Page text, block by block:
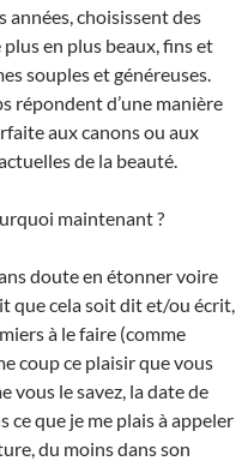
années, choisissent des
plus en plus beaux, fins et
souples et généreuses.
répondent d’une manière
aux canons ou aux
de la beauté.
maintenant ?
doute en étonner voire
que cela soit dit et/ou écrit,
à le faire (comme
coup ce plaisir que vous
vous le savez, la date de
ce que je me plais à appeler
du moins dans son